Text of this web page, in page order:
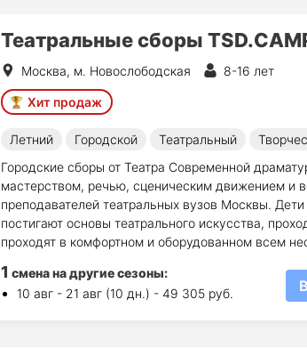
Театральные сборы
Москва, м. Новослободская 8-16 лет
Хит продаж
Летний Городской Театральный
Городские сборы от Театра Современной
мастерством, речью, сценическим движением и
преподавателей театральных вузов Москвы.
постигают основы театрального искусства,
проходят в комфортном и оборудованном всем
1 смена на другие сезоны:
10 авг - 21 авг (10 дн.) - 49 305 руб.